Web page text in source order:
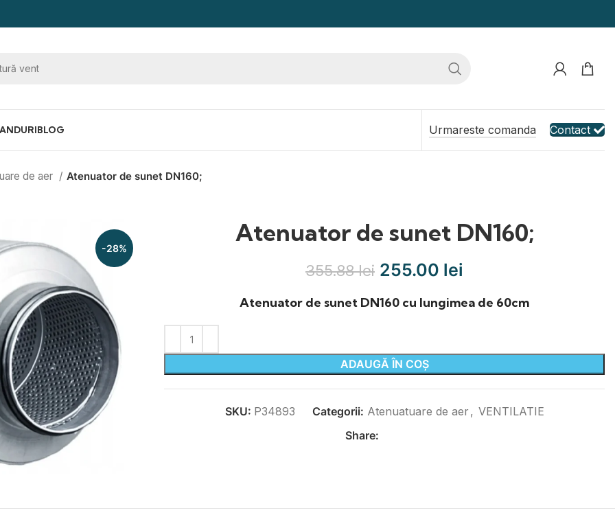
BLOG Urmareste comanda Contact
de aer Atenuator de sunet DN160;
-28%
Atenuator de sunet DN160;
355.88lei 255.00 lei
Atenuator de sunet DN160 cu lungimea de 60cm
ADAUGĂ ÎN COȘ
SKU: P34893 Categorii: Atenuatuare de aer , VENTILATIE
Share: